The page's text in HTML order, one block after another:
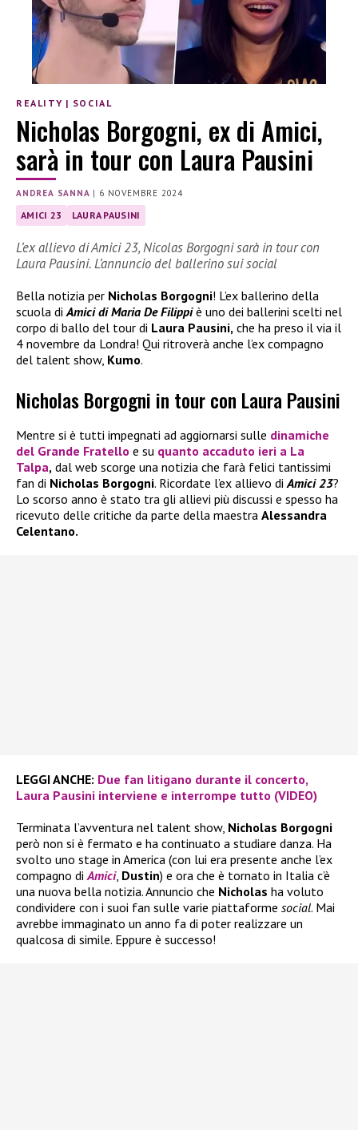
REALITY | SOCIAL
Nicholas Borgogni, ex di Amici,
sarà in tour con Laura Pausini
ANDREA SANNA | 6 NOVEMBRE 2024
AMICI 23 LAURA PAUSINI
L’ex allievo di Amici 23, Nicolas Borgogni sarà in tour con
Laura Pausini. L’annuncio del ballerino sui social
Bella notizia per Nicholas Borgogni! L’ex ballerino della
scuola di Amici di Maria De Filippiè uno dei ballerini scelti nel
corpo di ballo del tour di Laura Pausini, che ha preso il via il
4 novembre da Londra! Qui ritroverà anche l’ex compagno
del talent show, Kumo.
Nicholas Borgogni in tour con Laura Pausini
Mentre si è tutti impegnati ad aggiornarsi sulle dinamiche
del Grande Fratello e su quanto accaduto ieri a La
Talpa, dal web scorge una notizia che farà felici tantissimi
fan di Nicholas Borgogni. Ricordate l’ex allievo diAmici 23?
Lo scorso anno è stato tra gli allievi più discussi e spesso ha
ricevuto delle critiche da parte della maestra Alessandra
Celentano.
LEGGI ANCHE: Due fan litigano durante il concerto,
Laura Pausini interviene e interrompe tutto (VIDEO)
Terminata l’avventura nel talent show, Nicholas Borgogni
però non si è fermato e ha continuato a studiare danza. Ha
svolto uno stage in America (con lui era presente anche l’ex
compagno diAmici, Dustin) e ora che è tornato in Italia c’è
una nuova bella notizia. Annuncio che Nicholas ha voluto
condividere con i suoi fan sulle varie piattaforme social. Mai
avrebbe immaginato un anno fa di poter realizzare un
qualcosa di simile. Eppure è successo!